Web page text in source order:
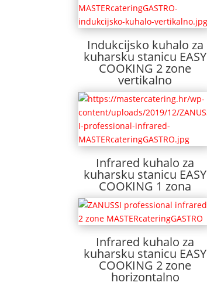
Indukcijsko kuhalo za
kuharsku stanicu EASY
COOKING 2 zone
vertikalno
Infrared kuhalo za
kuharsku stanicu EASY
COOKING 1 zona
Infrared kuhalo za
kuharsku stanicu EASY
COOKING 2 zone
horizontalno